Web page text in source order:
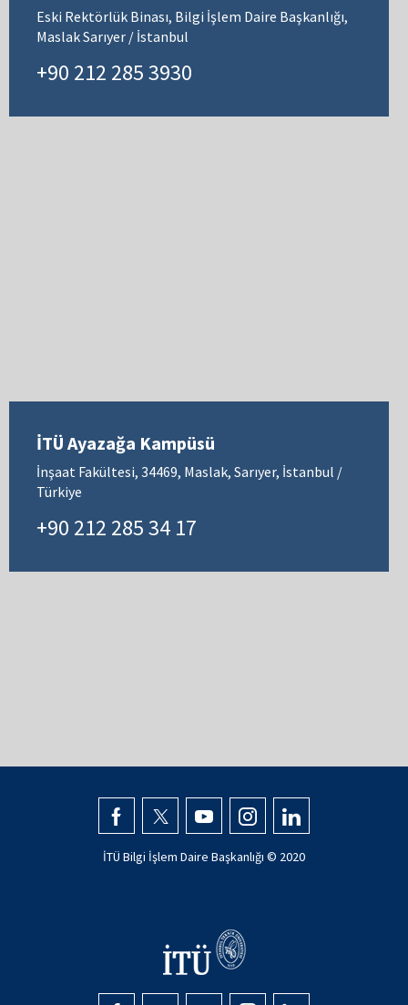
Eski Rektörlük Binası, Bilgi İşlem Daire Başkanlığı,
Maslak Sarıyer / İstanbul
+90 212 285 3930
İTÜ Ayazağa Kampüsü
İnşaat Fakültesi, 34469, Maslak, Sarıyer, İstanbul /
Türkiye
+90 212 285 34 17
İTÜ Bilgi İşlem Daire Başkanlığı © 2020